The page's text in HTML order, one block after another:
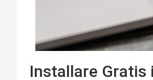
Installare Gratis